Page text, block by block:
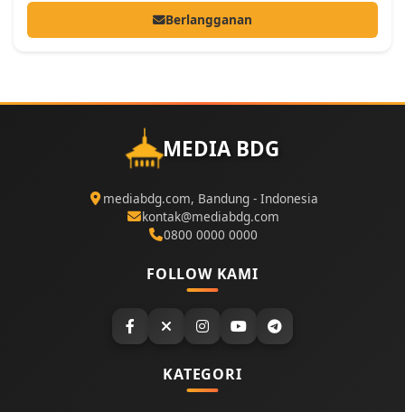
Berlangganan
MEDIA BDG
mediabdg.com, Bandung - Indonesia
kontak@mediabdg.com
0800 0000 0000
FOLLOW KAMI
KATEGORI